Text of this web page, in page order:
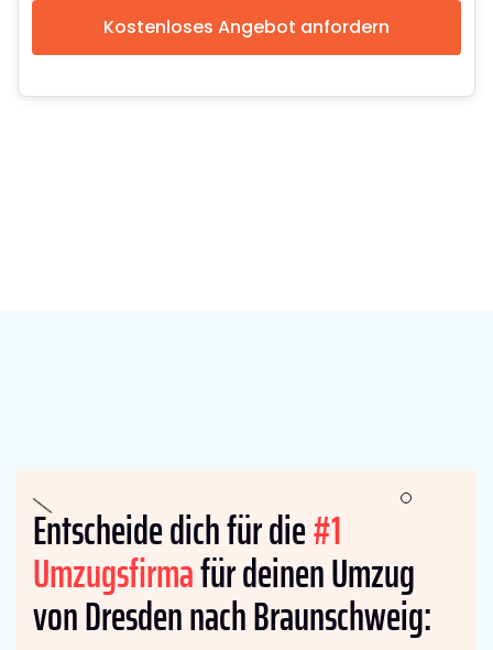
Kostenloses Angebot anfordern
Entscheide dich für die#1
Umzugsfirmafür deinen Umzug
von Dresden nach Braunschweig: